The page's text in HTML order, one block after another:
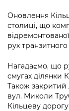
Оновлення
столиці, що
рух транзитного
Нагадаємо, що
смугах ділянки
Також закритий
вул. Миколи
Кільцеву